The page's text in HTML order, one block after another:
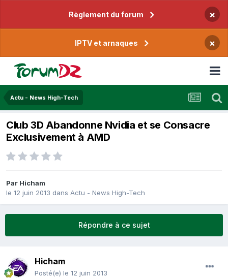
Règlement du forum ×
IPTV et arnaques ×
Actu - News High-Tech
Club 3D Abandonne Nvidia et se Consacre
Exclusivement à AMD
Par Hicham
le 12 juin 2013 dans Actu - News High-Tech
Répondre à ce sujet
Hicham
Posté(e) le 12 juin 2013